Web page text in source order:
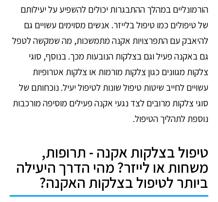
הורמונליים במהלך ההתבגרות יכולים להשפיע על יעילותם
של טיפולים כמו טיפול בלייזר. אנשים מסוימים עשויים גם
להיאבק עם התפרצויות אקנה מתמשכות, מה שמקשה לטפל
גם באקנה פעיל וגם בצלקות הנובעות מכך. בנוסף, סוגי
צלקות מגוונים כגון צלקות מורמות או צלקות אטרופיות
עשויים לחייב שיטות טיפול שונות לטיפול יעיל. נוכחותם של
סוגי צלקות מרובים לצד נגעי אקנה פעילים מוסיפה מורכבות
נוספת לתהליך הטיפול.
טיפול בצלקות אקנה - תרופות,
משחות או לייזר? מהי הדרך היעילה
ביותר לטיפול בצלקות האקנה?